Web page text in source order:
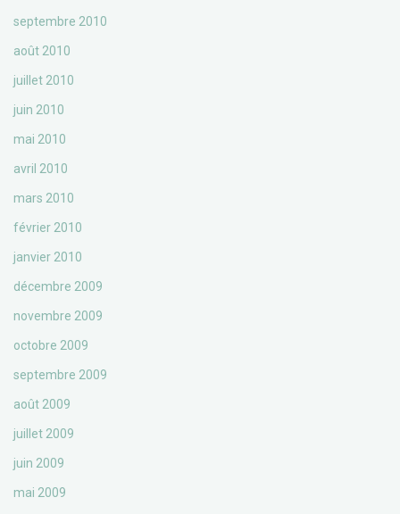
septembre 2010
août 2010
juillet 2010
juin 2010
mai 2010
avril 2010
mars 2010
février 2010
janvier 2010
décembre 2009
novembre 2009
octobre 2009
septembre 2009
août 2009
juillet 2009
juin 2009
mai 2009